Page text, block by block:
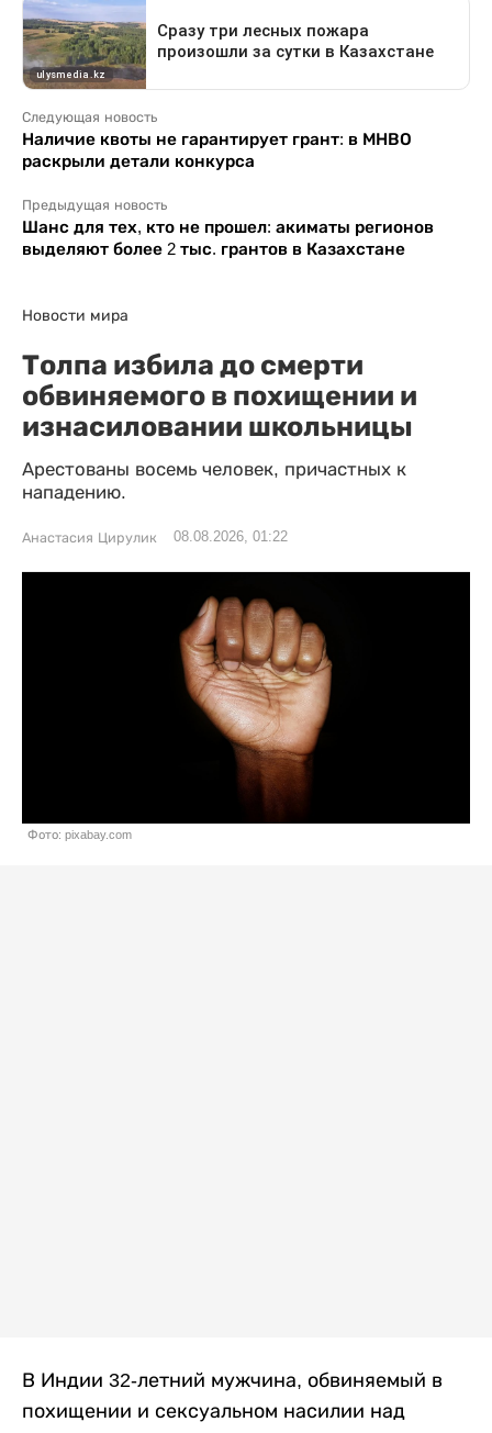
Следующая новость
Наличие квоты не гарантирует грант: в МНВО
раскрыли детали конкурса
Предыдущая новость
Шанс для тех, кто не прошел: акиматы регионов
выделяют более 2 тыс. грантов в Казахстане
Новости мира
Толпа избила до смерти
обвиняемого в похищении и
изнасиловании школьницы
Арестованы восемь человек, причастных к
нападению.
Анастасия Цирулик 08.08.2026, 01:22
Фото: pixabay.com
В Индии 32-летний мужчина, обвиняемый в
похищении и сексуальном насилии над